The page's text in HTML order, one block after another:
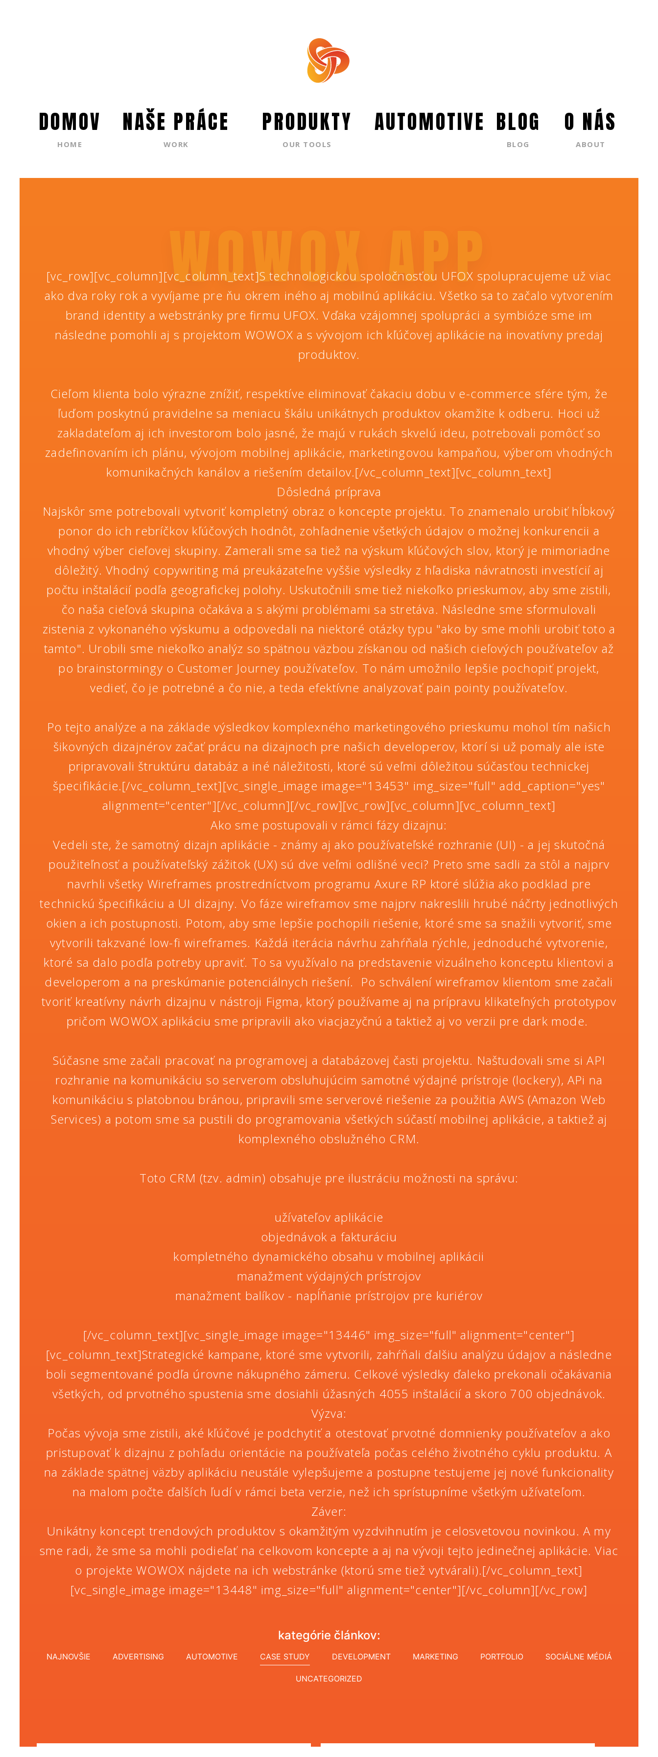
DOMOV
HOME
NAŠE PRÁCE
WORK
PRODUKTY
OUR TOOLS
AUTOMOTIVE BLOG
BLOG
O NÁS
ABOUT
WOWOX APP
[vc_row][vc_column][vc_column_text]S technologickou spoločnosťou UFOX spolupracujeme už viac
ako dva roky rok a vyvíjame pre ňu okrem iného aj mobilnú aplikáciu. Všetko sa to začalo vytvorením
brand identity a webstránky pre firmu UFOX. Vďaka vzájomnej spolupráci a symbióze sme im
následne pomohli aj s projektom WOWOX a s vývojom ich kľúčovej aplikácie na inovatívny predaj
produktov.
Cieľom klienta bolo výrazne znížiť, respektíve eliminovať čakaciu dobu v e-commerce sfére tým, že
ľuďom poskytnú pravidelne sa meniacu škálu unikátnych produktov okamžite k odberu. Hoci už
zakladateľom aj ich investorom bolo jasné, že majú v rukách skvelú ideu, potrebovali pomôcť so
zadefinovaním ich plánu, vývojom mobilnej aplikácie, marketingovou kampaňou, výberom vhodných
komunikačných kanálov a riešením detailov.[/vc_column_text][vc_column_text]
Dôsledná príprava
Najskôr sme potrebovali vytvoriť kompletný obraz o koncepte projektu. To znamenalo urobiť hĺbkový
ponor do ich rebríčkov kľúčových hodnôt, zohľadnenie všetkých údajov o možnej konkurencii a
vhodný výber cieľovej skupiny. Zamerali sme sa tiež na výskum kľúčových slov, ktorý je mimoriadne
dôležitý. Vhodný copywriting má preukázateľne vyššie výsledky z hľadiska návratnosti investícií aj
počtu inštalácií podľa geografickej polohy. Uskutočnili sme tiež niekoľko prieskumov, aby sme zistili,
čo naša cieľová skupina očakáva a s akými problémami sa stretáva. Následne sme sformulovali
zistenia z vykonaného výskumu a odpovedali na niektoré otázky typu "ako by sme mohli urobiť toto a
tamto". Urobili sme niekoľko analýz so spätnou väzbou získanou od našich cieľových používateľov až
po brainstormingy o Customer Journey používateľov. To nám umožnilo lepšie pochopiť projekt,
vedieť, čo je potrebné a čo nie, a teda efektívne analyzovať pain pointy používateľov.
Po tejto analýze a na základe výsledkov komplexného marketingového prieskumu mohol tím našich
šikovných dizajnérov začať prácu na dizajnoch pre našich developerov, ktorí si už pomaly ale iste
pripravovali štruktúru databáz a iné náležitosti, ktoré sú veľmi dôležitou súčasťou technickej
špecifikácie.[/vc_column_text][vc_single_image image="13453" img_size="full" add_caption="yes"
alignment="center"][/vc_column][/vc_row][vc_row][vc_column][vc_column_text]
Ako sme postupovali v rámci fázy dizajnu:
Vedeli ste, že samotný dizajn aplikácie - známy aj ako používateľské rozhranie (UI) - a jej skutočná
použiteľnosť a používateľský zážitok (UX) sú dve veľmi odlišné veci? Preto sme sadli za stôl a najprv
navrhli všetky Wireframes prostredníctvom programu Axure RP ktoré slúžia ako podklad pre
technickú špecifikáciu a UI dizajny. Vo fáze wireframov sme najprv nakreslili hrubé náčrty jednotlivých
okien a ich postupnosti. Potom, aby sme lepšie pochopili riešenie, ktoré sme sa snažili vytvoriť, sme
vytvorili takzvané low-fi wireframes. Každá iterácia návrhu zahŕňala rýchle, jednoduché vytvorenie,
ktoré sa dalo podľa potreby upraviť. To sa využívalo na predstavenie vizuálneho konceptu klientovi a
developerom a na preskúmanie potenciálnych riešení. Po schválení wireframov klientom sme začali
tvoriť kreatívny návrh dizajnu v nástroji Figma, ktorý používame aj na prípravu klikateľných prototypov
pričom WOWOX aplikáciu sme pripravili ako viacjazyčnú a taktiež aj vo verzii pre dark mode.
Súčasne sme začali pracovať na programovej a databázovej časti projektu. Naštudovali sme si API
rozhranie na komunikáciu so serverom obsluhujúcim samotné výdajné prístroje (lockery), APi na
komunikáciu s platobnou bránou, pripravili sme serverové riešenie za použitia AWS (Amazon Web
Services) a potom sme sa pustili do programovania všetkých súčastí mobilnej aplikácie, a taktiež aj
komplexného obslužného CRM.
Toto CRM (tzv. admin) obsahuje pre ilustráciu možnosti na správu:
užívateľov aplikácie
objednávok a fakturáciu
kompletného dynamického obsahu v mobilnej aplikácii
manažment výdajných prístrojov
manažment balíkov - napĺňanie prístrojov pre kuriérov
[/vc_column_text][vc_single_image image="13446" img_size="full" alignment="center"]
[vc_column_text]Strategické kampane, ktoré sme vytvorili, zahŕňali ďalšiu analýzu údajov a následne
boli segmentované podľa úrovne nákupného zámeru. Celkové výsledky ďaleko prekonali očakávania
všetkých, od prvotného spustenia sme dosiahli úžasných 4055 inštalácií a skoro 700 objednávok.
Výzva:
Počas vývoja sme zistili, aké kľúčové je podchytiť a otestovať prvotné domnienky používateľov a ako
pristupovať k dizajnu z pohľadu orientácie na používateľa počas celého životného cyklu produktu. A
na základe spätnej väzby aplikáciu neustále vylepšujeme a postupne testujeme jej nové funkcionality
na malom počte ďalších ľudí v rámci beta verzie, než ich sprístupníme všetkým užívateľom.
Záver:
Unikátny koncept trendových produktov s okamžitým vyzdvihnutím je celosvetovou novinkou. A my
sme radi, že sme sa mohli podieľať na celkovom koncepte a aj na vývoji tejto jedinečnej aplikácie. Viac
o projekte WOWOX nájdete na ich webstránke (ktorú sme tiež vytvárali).[/vc_column_text]
[vc_single_image image="13448" img_size="full" alignment="center"][/vc_column][/vc_row]
kategórie článkov:
NAJNOVŠIE ADVERTISING AUTOMOTIVE CASE STUDY DEVELOPMENT MARKETING PORTFOLIO SOCIÁLNE MÉDIÁ
UNCATEGORIZED